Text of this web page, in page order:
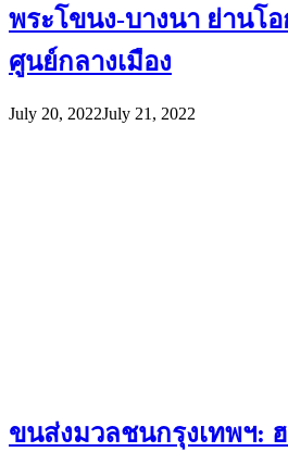
พระโขนง-บางนา ย่านโ
ศูนย์กลางเมือง
July 20, 2022July 21, 2022
ขนส่งมวลชนกรุงเทพฯ: